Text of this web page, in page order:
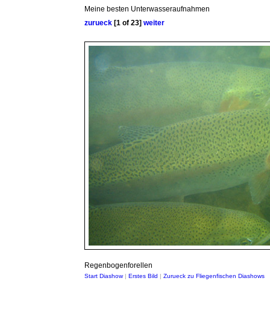
Meine besten Unterwasseraufnahmen
zurueck [1 of 23] weiter
Regenbogenforellen
Start Diashow| Erstes Bild | Zurueck zu Fliegenfischen Diashows